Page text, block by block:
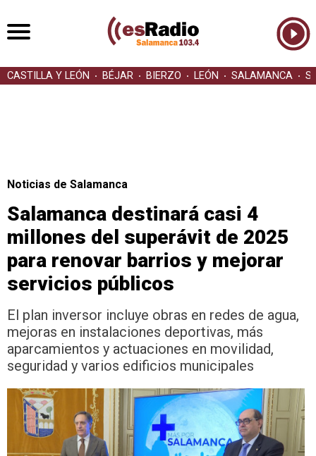
CASTILLA Y LEÓN BÉJAR BIERZO LEÓN SALAMANCA
Noticias de Salamanca
Salamanca destinará casi 4
millones del superávit de 2025
para renovar barrios y mejorar
servicios públicos
El plan inversor incluye obras en redes de agua,
mejoras en instalaciones deportivas, más
aparcamientos y actuaciones en movilidad,
seguridad y varios edificios municipales